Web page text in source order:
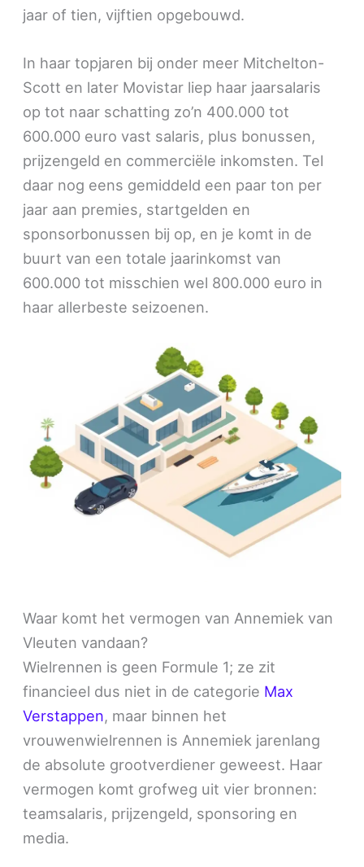
jaar of tien, vijftien opgebouwd.
In haar topjaren bij onder meer Mitchelton-
Scott en later Movistar liep haar jaarsalaris
op tot naar schatting zo’n 400.000 tot
600.000 euro vast salaris, plus bonussen,
prijzengeld en commerciële inkomsten. Tel
daar nog eens gemiddeld een paar ton per
jaar aan premies, startgelden en
sponsorbonussen bij op, en je komt in de
buurt van een totale jaarinkomst van
600.000 tot misschien wel 800.000 euro in
haar allerbeste seizoenen.
Waar komt het vermogen van Annemiek van
Vleuten vandaan?
Wielrennen is geen Formule 1; ze zit
financieel dus niet in de categorie Max
Verstappen, maar binnen het
vrouwenwielrennen is Annemiek jarenlang
de absolute grootverdiener geweest. Haar
vermogen komt grofweg uit vier bronnen:
teamsalaris, prijzengeld, sponsoring en
media.